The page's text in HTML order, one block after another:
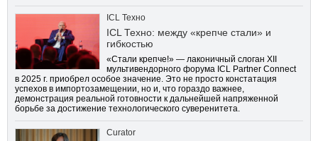
ICL Техно
ICL Техно: между «крепче стали» и
гибкостью
«Стали крепче!» — лаконичный слоган XII
мультивендорного форума ICL Partner Connect
в 2025 г. приобрел особое значение. Это не просто констатация
успехов в импортозамещении, но и, что гораздо важнее,
демонстрация реальной готовности к дальнейшей напряженной
борьбе за достижение технологического суверенитета.
Curator